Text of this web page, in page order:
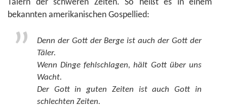
Tälern der schweren Zeiten. So heißt es in einem
bekannten amerikanischen Gospellied:
Denn der Gott der Berge ist auch der Gott der
Täler.
Wenn Dinge fehlschlagen, hält Gott über uns
Wacht.
Der Gott in guten Zeiten ist auch Gott in
schlechten Zeiten.